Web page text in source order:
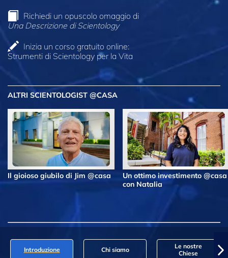
Richiedi un opuscolo omaggio di
Una Descrizione di Scientology
Inizia un corso gratuito online:
Strumenti di Scientology per la Vita
ALTRI SCIENTOLOGIST @CASA
Il gioioso giubilo di Jim @casa
Un ottimo investimento @casa
con Natalia
Introduzione Chi siamo
Le nostre
Chiese